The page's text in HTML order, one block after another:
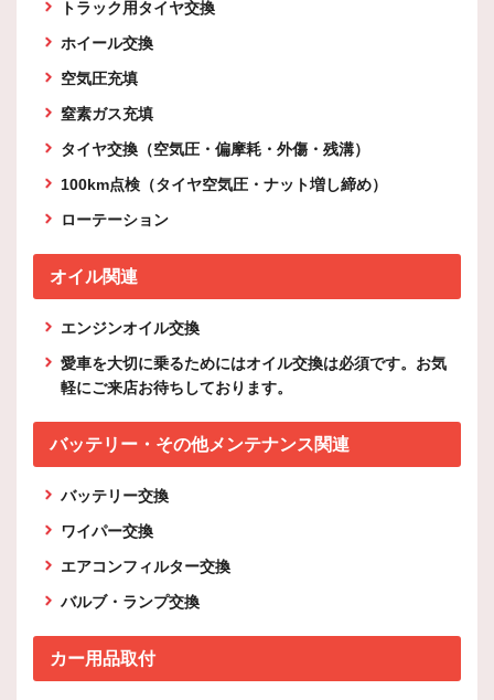
トラック用タイヤ交換
ホイール交換
空気圧充填
窒素ガス充填
タイヤ交換（空気圧・偏摩耗・外傷・残溝）
100km点検（タイヤ空気圧・ナット増し締め）
ローテーション
オイル関連
エンジンオイル交換
愛車を大切に乗るためにはオイル交換は必須です。お気
軽にご来店お待ちしております。
バッテリー・その他メンテナンス関連
バッテリー交換
ワイパー交換
エアコンフィルター交換
バルブ・ランプ交換
カー用品取付